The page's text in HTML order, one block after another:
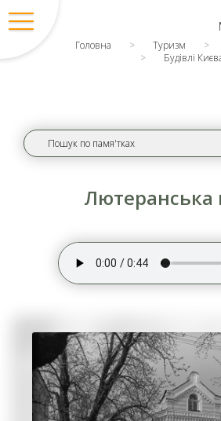
Вхід/
Головна > Туризм >
>
Будівлі
Лютеранська